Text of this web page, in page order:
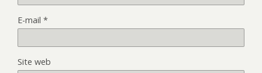
E-mail *
Site web